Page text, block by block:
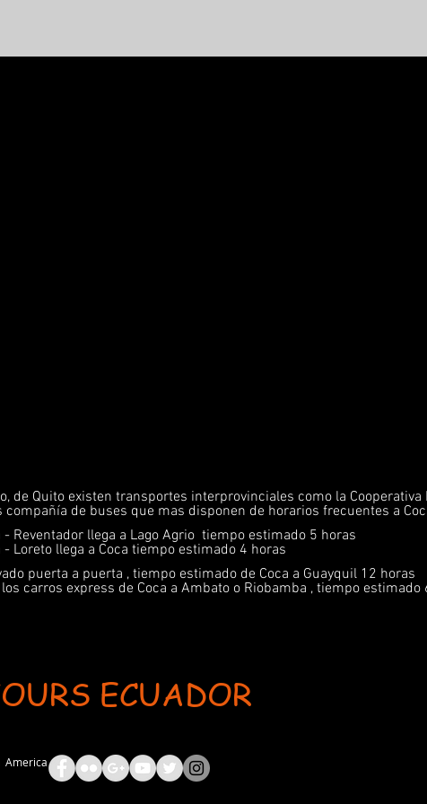
de Quito existen transportes interprovinciales como la Cooperativa
de buses que mas disponen de horarios frecuentes a
- Reventador llega a Lago Agrio tiempo estimado 5 horas
Loreto llega a Coca tiempo estimado 4 horas
puerta a puerta , tiempo estimado de Coca a Guayquil 12 horas
carros express de Coca a Ambato o Riobamba , tiempo estimado
ECUADOR
America
AdsBot-Google Disallow: /_api/* Disallow: /_partials* Disallow: /pro-gallery-webapp/v1/galleries/*